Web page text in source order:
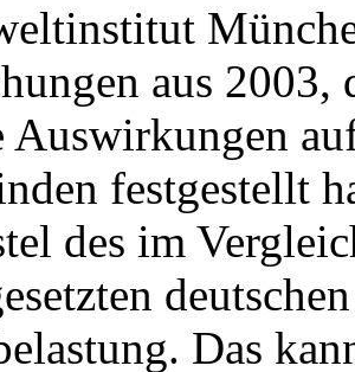
aus
Auswirkungen
festgestellt
des im
Das